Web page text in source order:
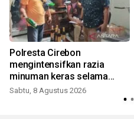
Polresta Cirebon
mengintensifkan razia
minuman keras selama
Agustus
Sabtu, 8 Agustus 2026